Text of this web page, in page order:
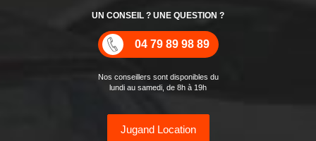
UN CONSEIL ? UNE QUESTION ?
04 79 89 98 89
Nos conseillers sont disponibles du
lundi au samedi, de 8h à 19h
Jugand Location